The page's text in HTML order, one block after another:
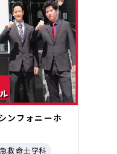
ンフォニーホ
救命士学科